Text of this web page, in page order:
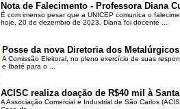
Nota de Falecimento - Professora Diana
É com imenso pesar que a UNICEP comunica o
hoje, 20 de dezembro de 2023. Diana foi docente ...
Posse da nova Diretoria dos
A Comissão Eleitoral, no pleno exercício de suas
e Ibaté para o ...
ACISC realiza doação de R$40 mil à
A Associação Comercial e Industrial de São Carlos